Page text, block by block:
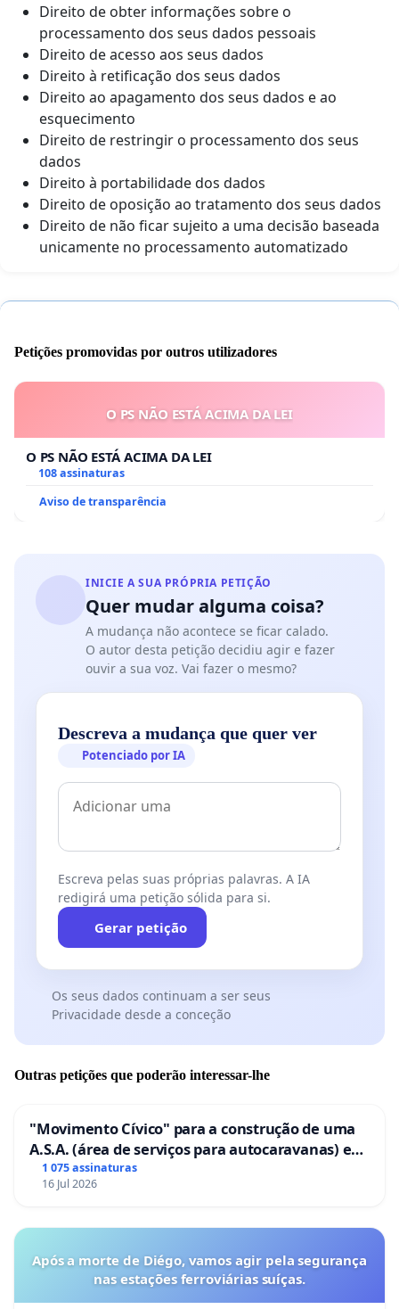
Direito de obter informações sobre o
processamento dos seus dados pessoais
Direito de acesso aos seus dados
Direito à retificação dos seus dados
Direito ao apagamento dos seus dados e ao
esquecimento
Direito de restringir o processamento dos seus
dados
Direito à portabilidade dos dados
Direito de oposição ao tratamento dos seus dados
Direito de não ficar sujeito a uma decisão baseada
unicamente no processamento automatizado
Petições promovidas por outros utilizadores
O PS NÃO ESTÁ ACIMA DA LEI
O PS NÃO ESTÁ ACIMA DA LEI
108 assinaturas
Aviso de transparência
INICIE A SUA PRÓPRIA PETIÇÃO
Quer mudar alguma coisa?
A mudança não acontece se ficar calado.
O autor desta petição decidiu agir e fazer
ouvir a sua voz. Vai fazer o mesmo?
Descreva a mudança que quer ver
Potenciado por IA
Escreva pelas suas próprias palavras. A IA
redigirá uma petição sólida para si.
Gerar petição
Os seus dados continuam a ser seus
Privacidade desde a conceção
Outras petições que poderão interessar-lhe
"Movimento Cívico" para a construção de uma
A.S.A. (área de serviços para autocaravanas) em
Coimbra
1 075 assinaturas
16 Jul 2026
Após a morte de Diégo, vamos agir pela segurança
nas estações ferroviárias suíças.